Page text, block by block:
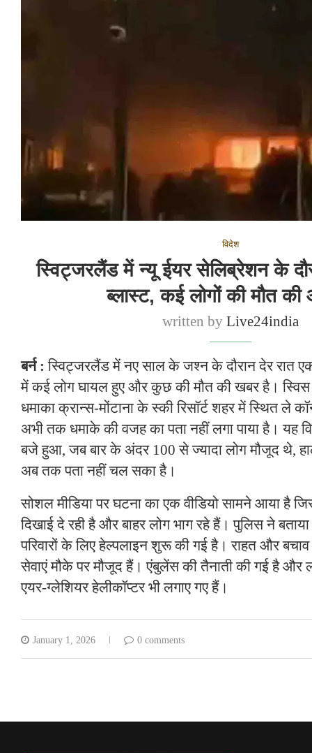
विदेश
स्विट्जरलैंड में न्यू ईयर सेलिब्रेशन के
ब्लास्ट, कई लोगों की मौत
written byLive24india
बर्न :स्विट्जरलैंड में नए साल के जश्न के दौरान देर रात एक
में कई लोग घायल हुए और कुछ की मौत की खबर है। स्विस
धमाका क्रान्स-मोंटाना के स्की रिसॉर्ट शहर में स्थित ले
अभी तक धमाके की वजह का पता नहीं लगा पाया है। यह
बजे हुआ, जब बार के अंदर 100 से ज्यादा लोग मौजूद थे,
अब तक पता नहीं चल सका है।
सोशल मीडिया पर घटना का एक वीडियो सामने आया है
दिखाई दे रही है और बाहर लोग भाग रहे हैं। पुलिस ने
परिवारों के लिए हेल्पलाइन शुरू की गई है। राहत और
सेवाएं मौके पर मौजूद हैं। एंबुलेंस की तैनाती की गई है और
एयर-ग्लेशियर हेलीकॉप्टर भी लगाए गए हैं।
January 1, 2026 0 comments